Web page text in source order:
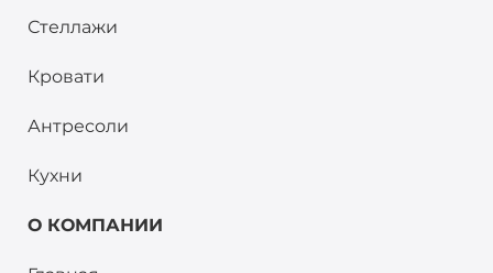
Стеллажи
Кровати
Антресоли
Кухни
О КОМПАНИИ